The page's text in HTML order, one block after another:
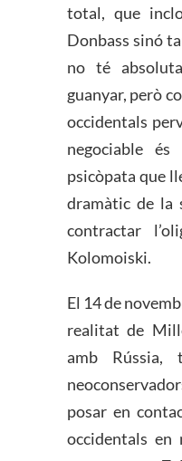
total, que
Donbass sinó
no té
guanyar, però
occidentals
negociable
psicòpata que
dramàtic de la
contractar
Kolomoiski.
El 14 de
realitat de
amb Rússia,
posar en
occidentals en